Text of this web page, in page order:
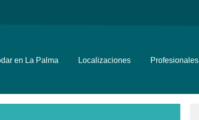
en La Palma Localizaciones Profesionales